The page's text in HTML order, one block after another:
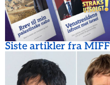
Siste artikler fra MIFF